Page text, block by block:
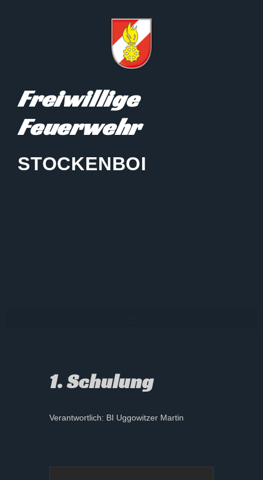
Freiwillige
Feuerwehr
STOCKENBOI
1. Schulung
Verantwortlich: BI Uggowitzer Martin